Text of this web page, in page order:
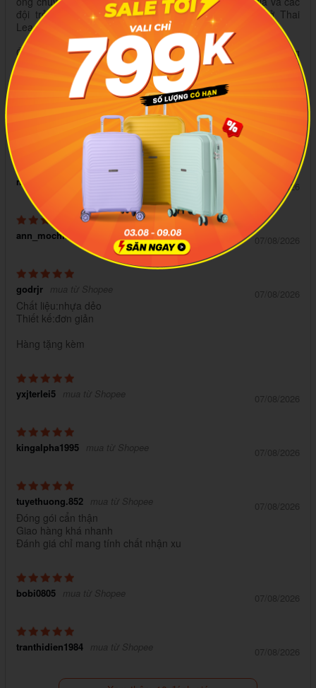
đội trẻ Thái Lan, cũng như nhiều CLB hùng mạnh ở Thai
League.
Ông Laohakul hiện đang là giám đốc kỹ thuật CLB nổi tiếng
Chonburi. Ông nổi tiếng với tinh thần làm việc tìm tòi, hăng say
và được xem là nhân vật đáng kính của nền bóng đá Thái Lan.
mua từ Shopee
myleog999 08/08/2026
ann_mochii mua từ Shopee 07/08/2026
godrjr mua từ Shopee 07/08/2026
Chất liệu:nhựa dẻo
Thiết kế:đơn giản
Hàng tặng kèm
yxjterlei5 mua từ Shopee 07/08/2026
kingalpha1995 mua từ Shopee 07/08/2026
tuyethuong.852 mua từ Shopee 07/08/2026
Đóng gói cẩn thận
Giao hàng khá nhanh
Đánh giá chỉ mang tính chất nhận xu
bobi0805 mua từ Shopee 07/08/2026
tranthidien1984 mua từ Shopee 07/08/2026